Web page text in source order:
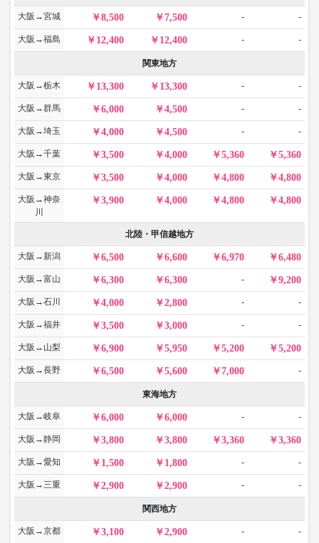
大阪→宮城 8,500 7,500 - -
大阪→福島 12,400 12,400 - -
関東地方
大阪→栃木 13,300 13,300 - -
大阪→群馬 6,000 4,500 - -
大阪→埼玉 4,000 4,500 - -
大阪→千葉 3,500 4,000 5,360 5,360
大阪→東京 3,500 4,000 4,800 4,800
大阪→神奈
川
3,900 4,000 4,800 4,800
北陸・甲信越地方
大阪→新潟 6,500 6,600 6,970 6,480
大阪→富山 6,300 6,300 - 9,200
大阪→石川 4,000 2,800 - -
大阪→福井 3,500 3,000 - -
大阪→山梨 6,900 5,950 5,200 5,200
大阪→長野 6,500 5,600 7,000 -
東海地方
大阪→岐阜 6,000 6,000 - -
大阪→静岡 3,800 3,800 3,360 3,360
大阪→愛知 1,500 1,800 - -
大阪→三重 2,900 2,900 - -
関西地方
大阪→京都 3,100 2,900 - -